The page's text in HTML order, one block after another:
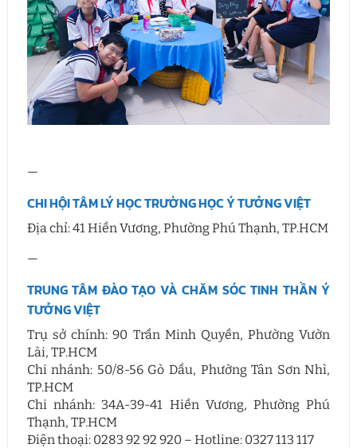
—
CHI HỘI TÂM LÝ HỌC TRƯỜNG HỌC Ý TƯỞNG VIỆT
Địa chỉ: 41 Hiền Vương, Phường Phú Thạnh, TP.HCM
—
TRUNG TÂM ĐÀO TẠO VÀ CHĂM SÓC TINH THẦN Ý
TƯỞNG VIỆT
Trụ sở chính: 90 Trần Minh Quyền, Phường Vườn
Lài, TP.HCM
Chi nhánh: 50/8-56 Gò Dầu, Phường Tân Sơn Nhì,
TP.HCM
Chi nhánh: 34A-39-41 Hiền Vương, Phường Phú
Thạnh, TP.HCM
Điện thoại: 0283 92 92 920 – Hotline: 0327 113 117